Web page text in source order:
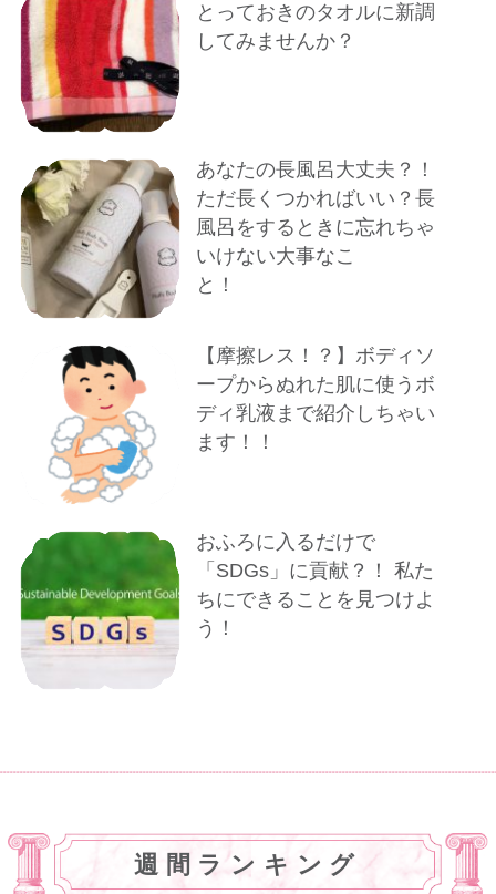
とっておきのタオルに新調
してみませんか？
あなたの長風呂大丈夫？！
ただ長くつかればいい？長
風呂をするときに忘れちゃ
いけない大事なこ
と！
【摩擦レス！？】ボディソ
ープからぬれた肌に使うボ
ディ乳液まで紹介しちゃい
ます！！
おふろに入るだけで
「SDGs」に貢献？！ 私た
ちにできることを見つけよ
う！
週間ランキング